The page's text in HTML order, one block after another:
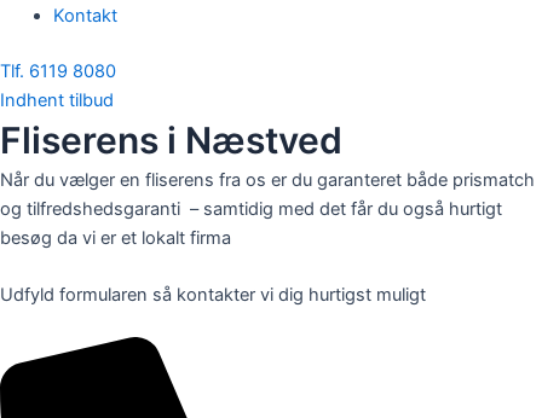
Kontakt
Tlf. 6119 8080
Indhent tilbud
Fliserens i Næstved
Når du vælger en fliserens fra os er du garanteret både prismatch
og tilfredshedsgaranti – samtidig med det får du også hurtigt
besøg da vi er et lokalt firma
Udfyld formularen så kontakter vi dig hurtigst muligt